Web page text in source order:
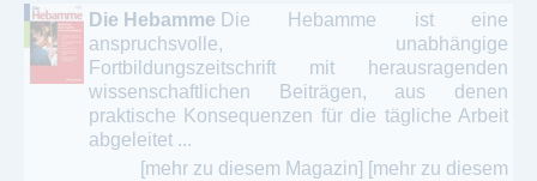
Die Hebamme Die Hebamme ist eine
anspruchsvolle, unabhängige
Fortbildungszeitschrift mit herausragenden
wissenschaftlichen Beiträgen, aus denen
praktische Konsequenzen für die tägliche Arbeit
abgeleitet ...
[mehr zu diesem Magazin] [mehr zu diesem